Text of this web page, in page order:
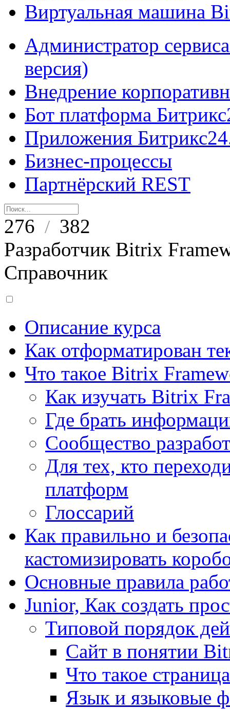
Виртуальная машина
Администратор
версия)
Внедрение
Бот платформа
Приложения
Бизнес-процессы
Партнёрский REST
276 / 382
Разработчик Bitrix
Справочник
Описание курса
Как отформатирован
Что такое Bitrix
Как изучать Bitrix
Где брать
Сообщество
Для тех, кто
платформ
Глоссарий
Как правильно и
кастомизировать
Основные правила
Junior, Как создать
Типовой порядок
Сайт в понятии
Что такое страница
Язык и языковые